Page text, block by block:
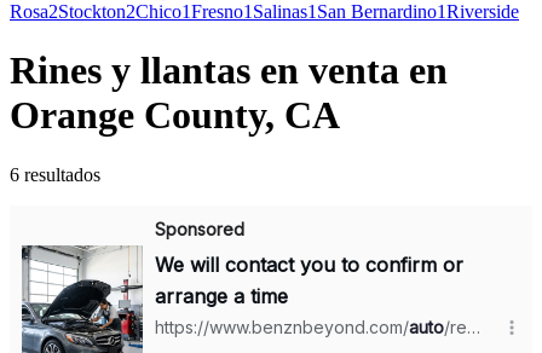
Rosa2Stockton2Chico1Fresno1 Salinas1 San Bernardino1Riverside
Rines y llantas en venta en
Orange County, CA
6 resultados